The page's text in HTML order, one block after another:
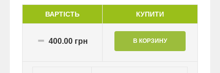
ВАРТІСТЬ КУПИТИ
400.00 грн